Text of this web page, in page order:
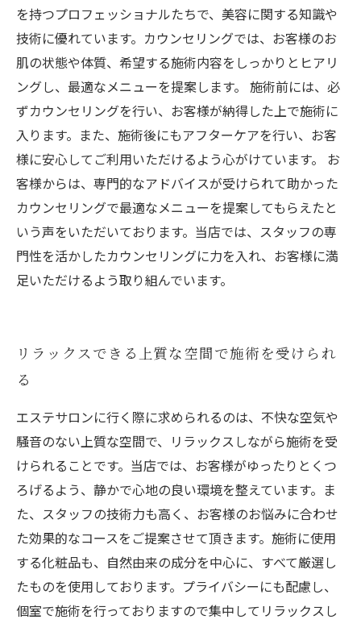
を持つプロフェッショナルたちで、美容に関する知識や
技術に優れています。カウンセリングでは、お客様のお
肌の状態や体質、希望する施術内容をしっかりとヒアリ
ングし、最適なメニューを提案します。 施術前には、必
ずカウンセリングを行い、お客様が納得した上で施術に
入ります。また、施術後にもアフターケアを行い、お客
様に安心してご利用いただけるよう心がけています。 お
客様からは、専門的なアドバイスが受けられて助かった
カウンセリングで最適なメニューを提案してもらえたと
いう声をいただいております。当店では、スタッフの専
門性を活かしたカウンセリングに力を入れ、お客様に満
足いただけるよう取り組んでいます。
リラックスできる上質な空間で施術を受けられ
る
エステサロンに行く際に求められるのは、不快な空気や
騒音のない上質な空間で、リラックスしながら施術を受
けられることです。当店では、お客様がゆったりとくつ
ろげるよう、静かで心地の良い環境を整えています。ま
た、スタッフの技術力も高く、お客様のお悩みに合わせ
た効果的なコースをご提案させて頂きます。施術に使用
する化粧品も、自然由来の成分を中心に、すべて厳選し
たものを使用しております。プライバシーにも配慮し、
個室で施術を行っておりますので集中してリラックスし